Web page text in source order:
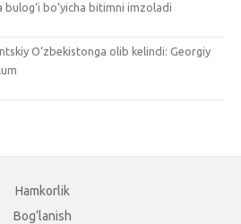
bo‘yicha bitimni imzoladi
O‘zbekistonga olib kelindi: Georgiy
Hamkorlik
Bog‘lanish